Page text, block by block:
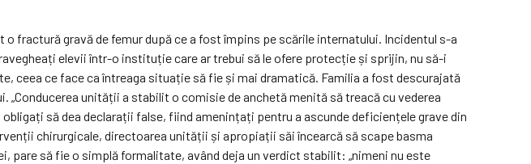
o fractură gravă de femur după ce a fost împins pe scările internatului. Incidentul s-a
elevii într-o instituție care ar trebui să le ofere protecție și sprijin, nu să-i
ceea ce face ca întreaga situație să fie și mai dramatică. Familia a fost descurajată
unității a stabilit o comisie de anchetă menită să treacă cu vederea
să dea declarații false, fiind amenințați pentru a ascunde deficiențele grave din
chirurgicale, directoarea unității și apropiații săi încearcă să scape basma
pare să fie o simplă formalitate, având deja un verdict stabilit: „nimeni nu este